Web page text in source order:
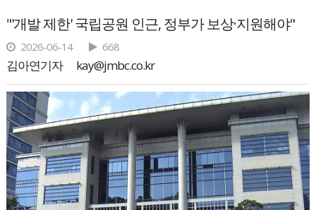
"'개발 제한' 국립공원 인근, 정부가 보상·지원해야"
2026-06-14 668
김아연기자 kay@jmbc.co.kr